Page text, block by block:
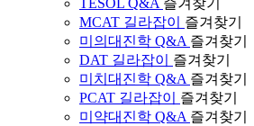
MCAT 길라잡이
즐겨찾기
미의대진학 Q&A 즐겨찾기
DAT 길라잡이
즐겨찾기
미치대진학 Q&A 즐겨찾기
PCAT 길라잡이
즐겨찾기
미약대진학 Q&A 즐겨찾기